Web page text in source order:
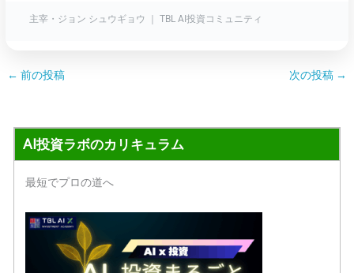
主宰・ジョン シュウギョウ ｜ TBL AI投資コミュニティ
← 前の投稿 次の投稿 →
AI投資ラボのカリキュラム
最短でプロの道へ